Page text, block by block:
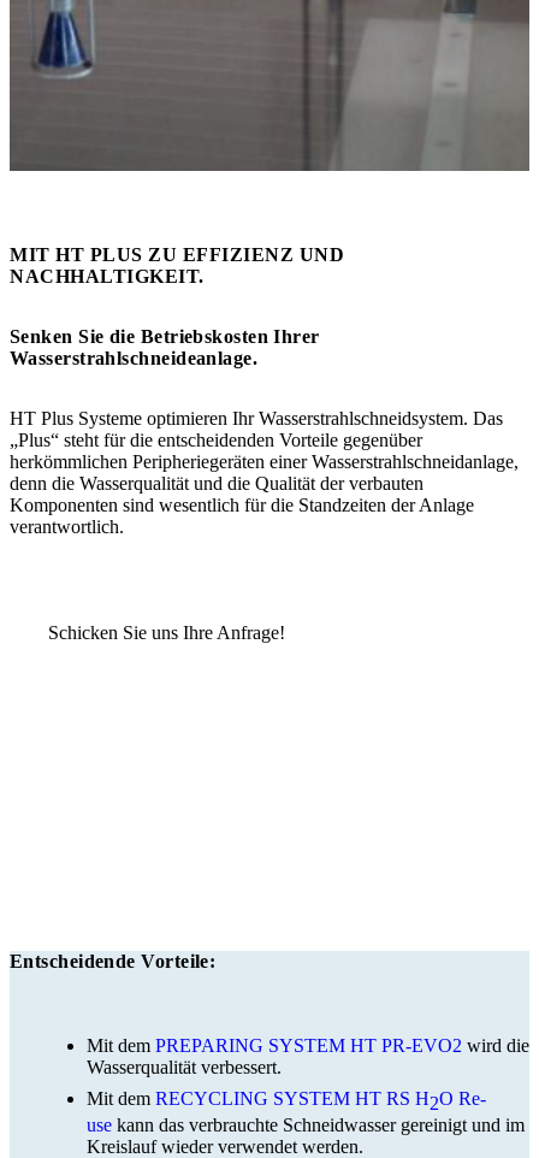
MIT HT PLUS ZU EFFIZIENZ UND
NACHHALTIGKEIT.
Senken Sie die Betriebskosten Ihrer
Wasserstrahlschneideanlage.
HT Plus Systeme optimieren Ihr Wasserstrahlschneidsystem. Das
„Plus“ steht für die entscheidenden Vorteile gegenüber
herkömmlichen Peripheriegeräten einer Wasserstrahlschneidanlage,
denn die Wasserqualität und die Qualität der verbauten
Komponenten sind wesentlich für die Standzeiten der Anlage
verantwortlich.
Schicken Sie uns Ihre Anfrage!
Entscheidende Vorteile:
Mit dem PREPARING SYSTEM HT PR-EVO2 wird die
Wasserqualität verbessert.
Mit dem RECYCLING SYSTEM HT RS H2O Re-
use kann das verbrauchte Schneidwasser gereinigt und im
Kreislauf wieder verwendet werden.